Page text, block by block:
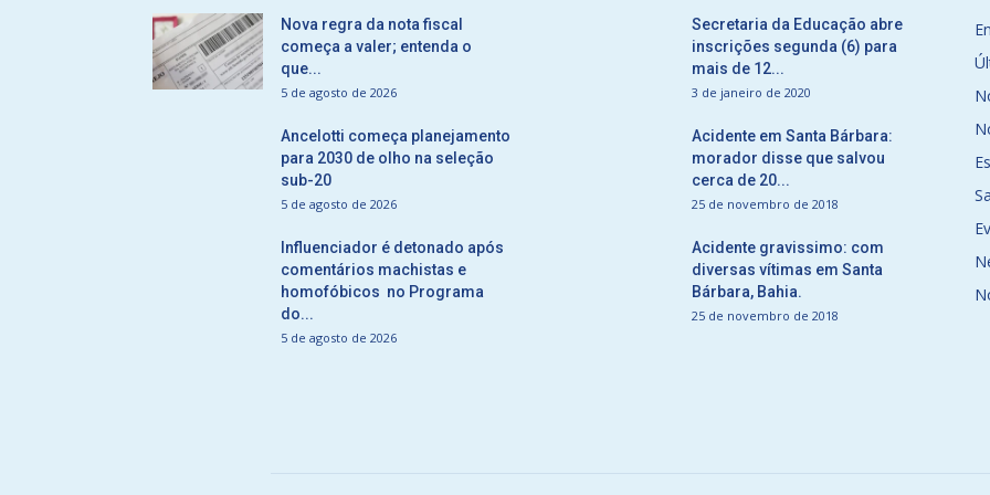
Nova regra da nota fiscal
começa a valer; entenda o
que...
5 de agosto de 2026
Ancelotti começa planejamento
para 2030 de olho na seleção
sub-20
5 de agosto de 2026
Influenciador é detonado após
comentários machistas e
homofóbicos no Programa
do...
5 de agosto de 2026
Secretaria da Educação abre
inscrições segunda (6) para
mais de 12...
3 de janeiro de 2020
Acidente em Santa Bárbara:
morador disse que salvou
cerca de 20...
25 de novembro de 2018
Acidente gravissimo: com
diversas vítimas em Santa
Bárbara, Bahia.
25 de novembro de 2018